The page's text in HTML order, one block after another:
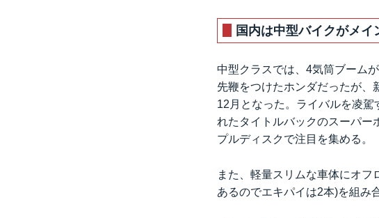
国内は中型バイクがメイ
中型クラスでは、4気筒ブーム
先鞭をつけたホンダだったが
12月となった。ライバルを凌
れたタイトルバックのスーパ
プルディスクで注目を集める。
また、軽量スリムな車体にオ
あるのでエキパイは2本)を組み